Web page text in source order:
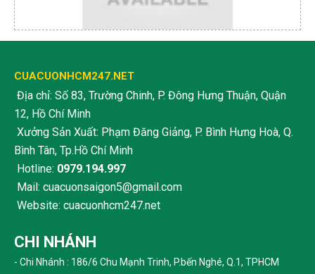
CUACUONHCM247.NET
Địa chỉ: Số 83, Trường Chinh, P. Đông Hưng Thuận, Quận
12, Hồ Chí Minh
Xưởng Sản Xuất: Phạm Đăng Giảng, P. Bình Hưng Hoà, Q.
Bình Tân, Tp.Hồ Chí Minh
Hotline: 0979.194.997
Mail: cuacuonsaigon5@gmail.com
Website: cuacuonhcm247.net
CHI NHÁNH
- Chi Nhánh : 186/6 Chu Mạnh Trinh, P.bến Nghé, Q.1, TPHCM